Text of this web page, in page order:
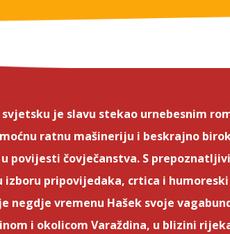
svjetsku je slavu stekao urnebesnim
ratnu mašineriju i beskrajno
povijesti čovječanstva. S
izboru pripovijedaka, crtica i
je negdje vremenu Hašek svoje
i okolicom Varaždina, u blizini